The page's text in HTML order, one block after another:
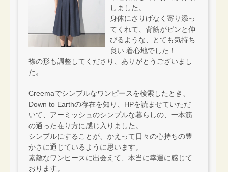
しました。
身体にさりげなく寄り添っ
てくれて、背筋がピンと伸
びるような、とても気持ち
良い 着心地でした！
襟の形も調整してくださり、ありがとうございまし
た。
Creemaでシンプルなワンピースを検索したとき、
Down to Earthの存在を知り、HPを読ませていただ
いて、アーミッシュのシンプルな暮らしの、一本筋
の通った在り方に感じ入りました。
シンプルにすることが、かえって日々の心持ちの豊
かさに通じているように思います。
素敵なワンピースに出会えて、本当に幸運に感じて
おります。